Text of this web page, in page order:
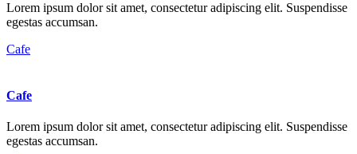
Lorem ipsum dolor sit amet, consectetur adipiscing elit. Suspendisse
egestas accumsan.
Cafe
Cafe
Lorem ipsum dolor sit amet, consectetur adipiscing elit. Suspendisse
egestas accumsan.